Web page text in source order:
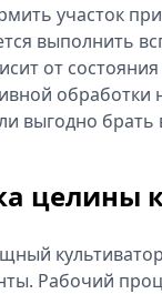
участок
выполнить
от
выгодно брать
целины
культиватор
Рабочий